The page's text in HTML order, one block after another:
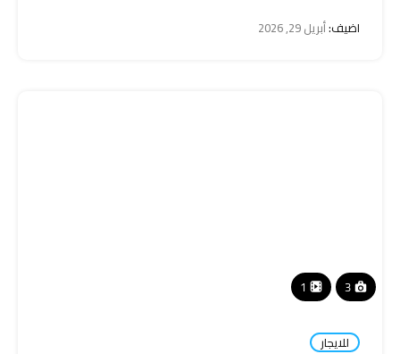
اضيف:أبريل 29, 2026
3
1
للايجار